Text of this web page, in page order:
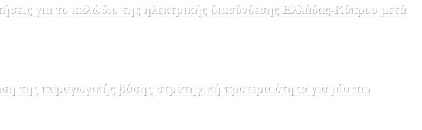
για το καλώδιο της ηλεκτρικής διασύνδεσης Ελλάδας-Κύπρου μετά
παραγωγικής βάσης στρατηγική προτεραιότητα για μία πιο